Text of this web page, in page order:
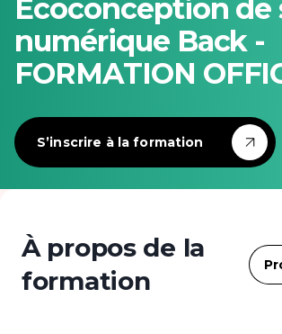
Ecoconception de
numérique Back -
FORMATION
S’inscrire à la formation
À propos de la
formation